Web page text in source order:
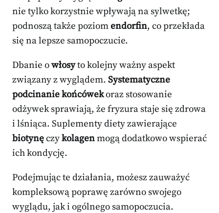
nie tylko korzystnie wpływają na sylwetkę;
podnoszą także poziomendorfin, co przekłada
się na lepsze samopoczucie.
Dbanie owłosyto kolejny ważny aspekt
związany z wyglądem. Systematyczne
podcinanie końcówekoraz stosowanie
odżywek sprawiają, że fryzura staje się zdrowa
i lśniąca. Suplementy diety zawierające
biotynęczykolagenmogą dodatkowo wspierać
ich kondycję.
Podejmując te działania, możesz zauważyć
kompleksową poprawę zarówno swojego
wyglądu, jak i ogólnego samopoczucia.